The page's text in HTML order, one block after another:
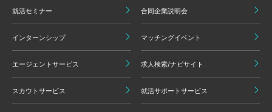
就活セミナー 合同企業説明会
インターンシップ マッチングイベント
エージェントサービス 求人検索/ナビサイト
スカウトサービス 就活サポートサービス